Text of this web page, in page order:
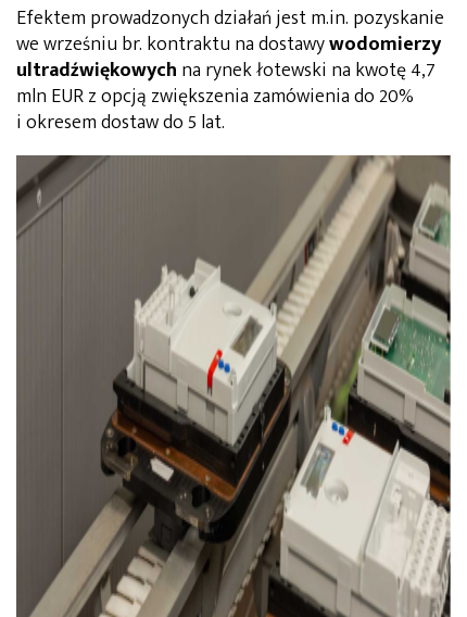
Efektem prowadzonych działań jest m.in. pozyskanie
we wrześniu br. kontraktu na dostawywodomierzy
ultradźwiękowych na rynek łotewski na kwotę 4,7
mln EUR z opcją zwiększenia zamówienia do 20%
i okresem dostaw do 5 lat.